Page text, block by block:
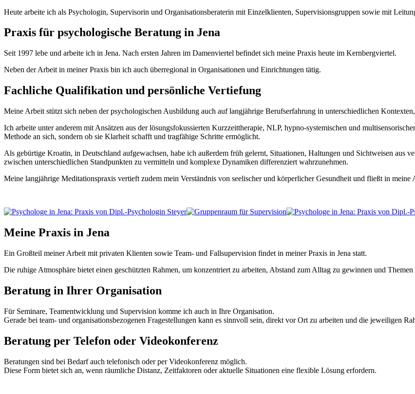
Heute arbeite ich als Psychologin, Supervisorin und Organisationsberaterin mit Einzelklienten, Supervisionsgruppen sowie mit
Praxis für psychologische Beratung in Jena
Seit 1997 lebe und arbeite ich in Jena. Nach ersten Jahren im Damenviertel befindet sich meine Praxis heute im Kernbergviertel.
Neben der Arbeit in meiner Praxis bin ich auch überregional in Organisationen und Einrichtungen tätig.
Fachliche Qualifikation und persönliche Vertiefung
Meine Arbeit stützt sich neben der psychologischen Ausbildung auch auf langjährige Berufserfahrung in unterschiedlichen
Ich arbeite unter anderem mit Ansätzen aus der lösungsfokussierten Kurzzeittherapie, NLP, hypno-systemischen und
Methode an sich, sondern ob sie Klarheit schafft und tragfähige Schritte ermöglicht.
Als gebürtige Kroatin, in Deutschland aufgewachsen, habe ich außerdem früh gelernt, Situationen, Haltungen und Sichtweisen aus
zwischen unterschiedlichen Standpunkten zu vermitteln und komplexe Dynamiken differenziert wahrzunehmen.
Meine langjährige Meditationspraxis vertieft zudem mein Verständnis von seelischer und körperlicher Gesundheit und fließt in meine
Meine Praxis in Jena
Ein Großteil meiner Arbeit mit privaten Klienten sowie Team- und Fallsupervision findet in meiner Praxis in Jena statt.
Die ruhige Atmosphäre bietet einen geschützten Rahmen, um konzentriert zu arbeiten, Abstand zum Alltag zu gewinnen und
Beratung in Ihrer Organisation
Für Seminare, Teamentwicklung und Supervision komme ich auch in Ihre Organisation.
Gerade bei team- und organisationsbezogenen Fragestellungen kann es sinnvoll sein, direkt vor Ort zu arbeiten und die jeweiligen
Beratung per Telefon oder Videokonferenz
Beratungen sind bei Bedarf auch telefonisch oder per Videokonferenz möglich.
Diese Form bietet sich an, wenn räumliche Distanz, Zeitfaktoren oder aktuelle Situationen eine flexible Lösung erfordern.